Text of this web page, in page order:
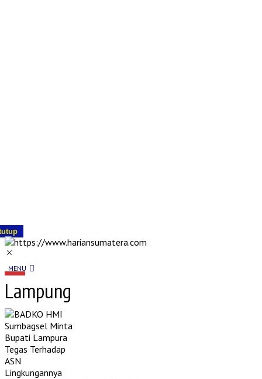
MENU
Lampung